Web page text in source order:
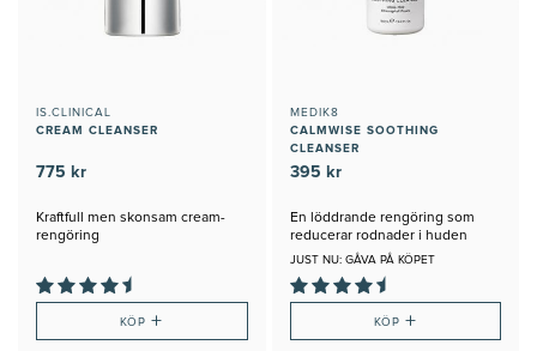
IS.CLINICAL
CREAM CLEANSER
775 kr
Kraftfull men skonsam cream-
rengöring
KÖP+
MEDIK8
CALMWISE SOOTHING
CLEANSER
395 kr
En löddrande rengöring som
reducerar rodnader i huden
JUST NU: GÅVA PÅ KÖPET
KÖP +